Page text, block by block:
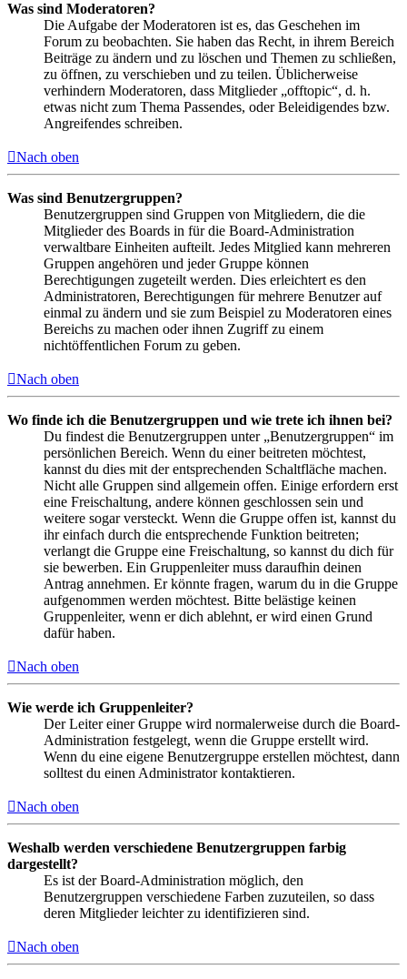
Was sind Moderatoren?
Die Aufgabe der Moderatoren ist es, das Geschehen im
Forum zu beobachten. Sie haben das Recht, in ihrem Bereich
Beiträge zu ändern und zu löschen und Themen zu schließen,
zu öffnen, zu verschieben und zu teilen. Üblicherweise
verhindern Moderatoren, dass Mitglieder „offtopic“, d. h.
etwas nicht zum Thema Passendes, oder Beleidigendes bzw.
Angreifendes schreiben.
Nach oben
Was sind Benutzergruppen?
Benutzergruppen sind Gruppen von Mitgliedern, die die
Mitglieder des Boards in für die Board-Administration
verwaltbare Einheiten aufteilt. Jedes Mitglied kann mehreren
Gruppen angehören und jeder Gruppe können
Berechtigungen zugeteilt werden. Dies erleichtert es den
Administratoren, Berechtigungen für mehrere Benutzer auf
einmal zu ändern und sie zum Beispiel zu Moderatoren eines
Bereichs zu machen oder ihnen Zugriff zu einem
nichtöffentlichen Forum zu geben.
Nach oben
Wo finde ich die Benutzergruppen und wie trete ich ihnen bei?
Du findest die Benutzergruppen unter „Benutzergruppen“ im
persönlichen Bereich. Wenn du einer beitreten möchtest,
kannst du dies mit der entsprechenden Schaltfläche machen.
Nicht alle Gruppen sind allgemein offen. Einige erfordern erst
eine Freischaltung, andere können geschlossen sein und
weitere sogar versteckt. Wenn die Gruppe offen ist, kannst du
ihr einfach durch die entsprechende Funktion beitreten;
verlangt die Gruppe eine Freischaltung, so kannst du dich für
sie bewerben. Ein Gruppenleiter muss daraufhin deinen
Antrag annehmen. Er könnte fragen, warum du in die Gruppe
aufgenommen werden möchtest. Bitte belästige keinen
Gruppenleiter, wenn er dich ablehnt, er wird einen Grund
dafür haben.
Nach oben
Wie werde ich Gruppenleiter?
Der Leiter einer Gruppe wird normalerweise durch die Board-
Administration festgelegt, wenn die Gruppe erstellt wird.
Wenn du eine eigene Benutzergruppe erstellen möchtest, dann
solltest du einen Administrator kontaktieren.
Nach oben
Weshalb werden verschiedene Benutzergruppen farbig
dargestellt?
Es ist der Board-Administration möglich, den
Benutzergruppen verschiedene Farben zuzuteilen, so dass
deren Mitglieder leichter zu identifizieren sind.
Nach oben